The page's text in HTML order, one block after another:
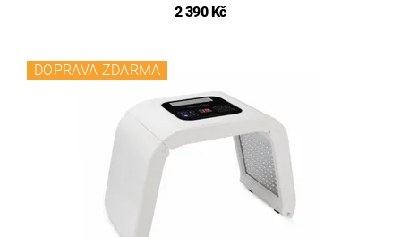
2 390 Kč
DOPRAVA ZDARMA